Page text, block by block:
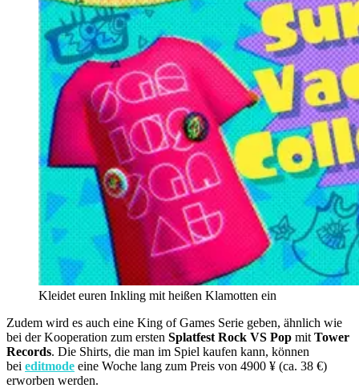
Kleidet euren Inkling mit heißen Klamotten ein
Zudem wird es auch eine King of Games Serie geben, ähnlich wie
bei der Kooperation zum ersten Splatfest Rock VS Pop mit Tower
Records. Die Shirts, die man im Spiel kaufen kann, können
bei editmode eine Woche lang zum Preis von 4900 ‎¥ (ca. 38 €)
erworben werden.